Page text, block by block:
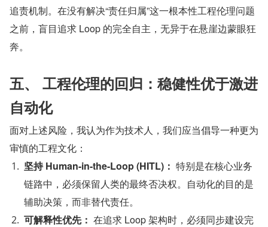
追责机制。在没有解决“责任归属”这一根本性工程伦理问题
之前，盲目追求 Loop 的完全自主，无异于在悬崖边蒙眼狂
奔。
五、 工程伦理的回归：稳健性优于激进
自动化
面对上述风险，我认为作为技术人，我们应当倡导一种更为
审慎的工程文化：
坚持 Human-in-the-Loop (HITL)： ​ 特别是在核心业务
链路中，必须保留人类的最终否决权。自动化的目的是
辅助决策，而非替代责任。
可解释性优先： ​ 在追求 Loop 架构时，必须同步建设完